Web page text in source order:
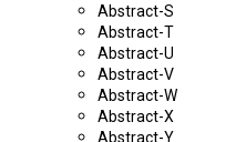
Abstract-S
Abstract-T
Abstract-U
Abstract-V
Abstract-W
Abstract-X
Abstract-Y